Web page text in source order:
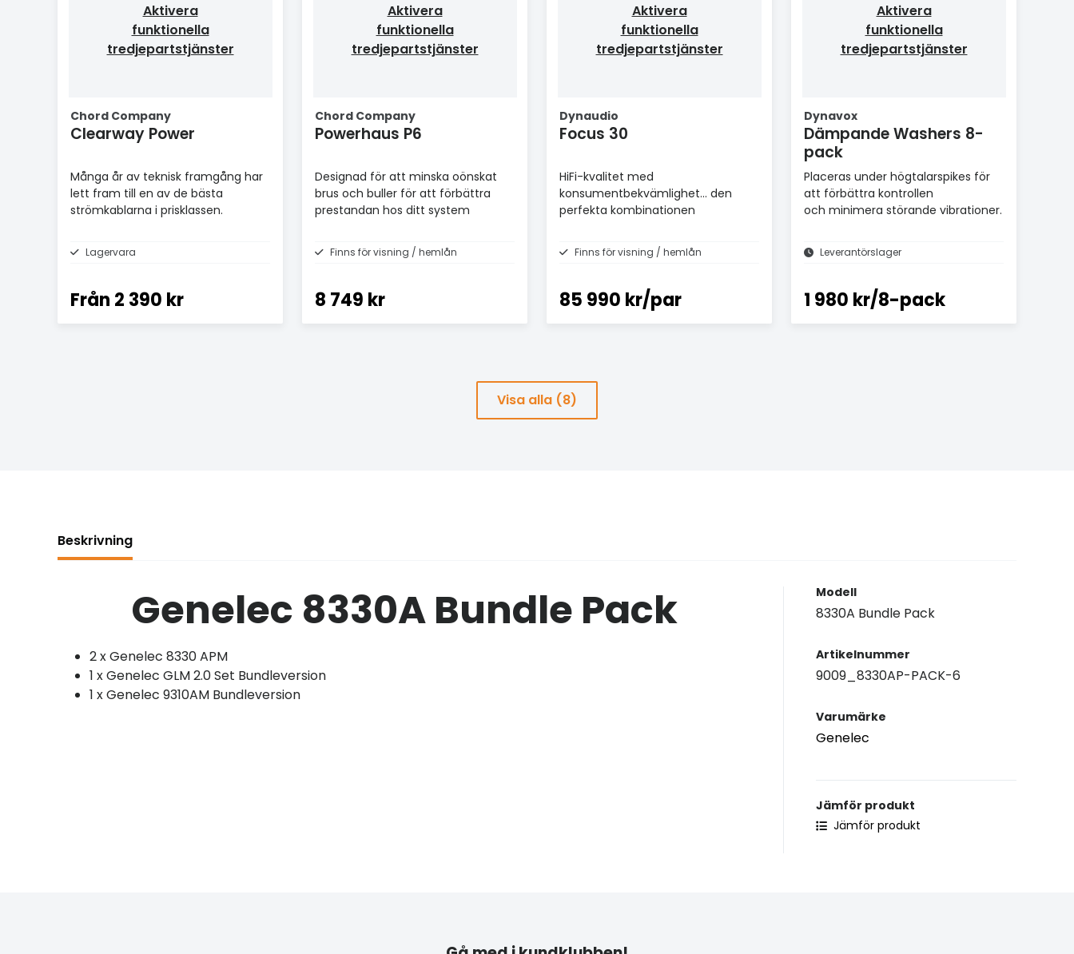
Aktivera
funktionella
tredjepartstjänster
Chord Company
Clearway Power
Många år av teknisk framgång har
lett fram till en av de bästa
strömkablarna i prisklassen.
Lagervara
Från 2 390 kr
Aktivera
funktionella
tredjepartstjänster
Chord Company
Powerhaus P6
Designad för att minska oönskat
brus och buller för att förbättra
prestandan hos ditt system
Finns för visning / hemlån
8 749 kr
Aktivera
funktionella
tredjepartstjänster
Dynaudio
Focus 30
HiFi-kvalitet med
konsumentbekvämlighet... den
perfekta kombinationen
Finns för visning / hemlån
85 990 kr/par
Aktivera
funktionella
tredjepartstjänster
Dynavox
Dämpande Washers 8-
pack
Placeras under högtalarspikes för
att förbättra kontrollen
och minimera störande vibrationer.
Leverantörslager
1 980 kr/8-pack
Visa alla (8)
Beskrivning
Genelec 8330A Bundle Pack
2 x Genelec 8330 APM
1 x Genelec GLM 2.0 Set Bundleversion
1 x Genelec 9310AM Bundleversion
Modell
8330A Bundle Pack
Artikelnummer
9009_8330AP-PACK-6
Varumärke
Genelec
Jämför produkt
Jämför produkt